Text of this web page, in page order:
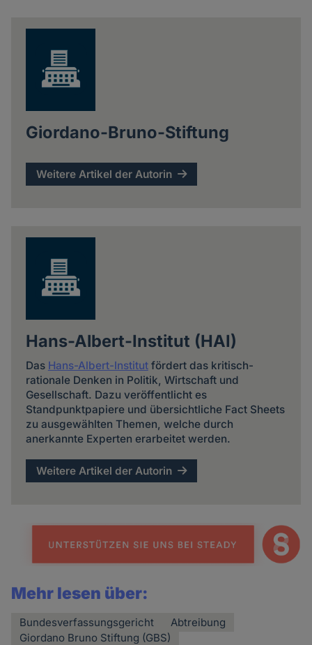
Giordano-Bruno-Stiftung
Weitere Artikel der Autorin
Hans-Albert-Institut (HAI)
Das Hans-Albert-Institutfördert das kritisch-
rationale Denken in Politik, Wirtschaft und
Gesellschaft. Dazu veröffentlicht es
Standpunktpapiere und übersichtliche Fact Sheets
zu ausgewählten Themen, welche durch
anerkannte Experten erarbeitet werden.
Weitere Artikel der Autorin
Mehr lesen über:
Bundesverfassungsgericht
Abtreibung
Giordano Bruno Stiftung (GBS)